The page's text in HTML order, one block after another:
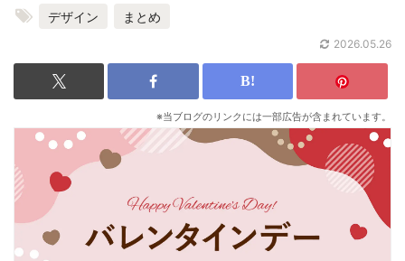
デザイン まとめ
2026.05.26
※当ブログのリンクには一部広告が含まれています。